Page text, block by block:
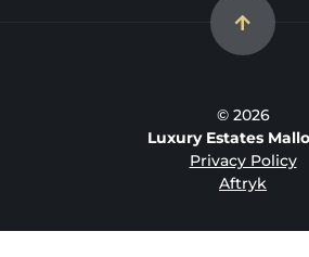
© 2026
Luxury Estates
Privacy Policy
Aftryk